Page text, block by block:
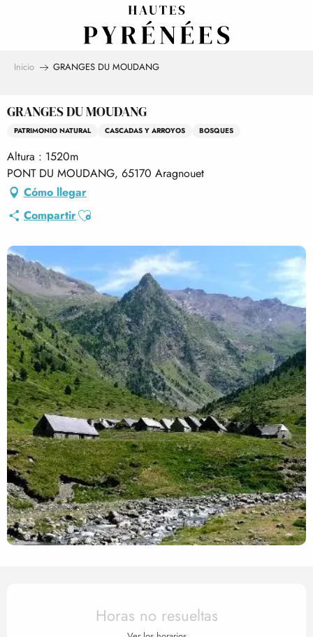
Inicio GRANGES DU MOUDANG
GRANGES DU MOUDANG
PATRIMONIO NATURAL CASCADAS Y ARROYOS BOSQUES
Altura : 1520m
PONT DU MOUDANG, 65170 Aragnouet
Cómo llegar
CompartirAjouter aux favoris
Horarios y datos de
Horas no resueltas